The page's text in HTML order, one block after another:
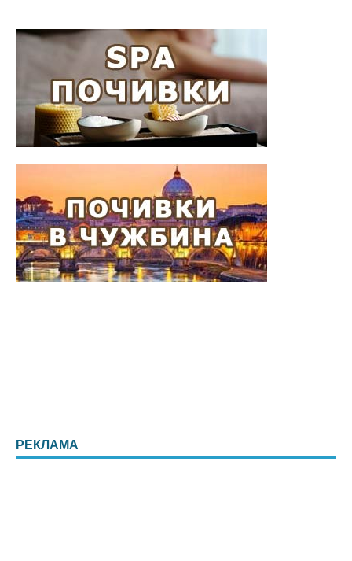
РЕКЛАМА